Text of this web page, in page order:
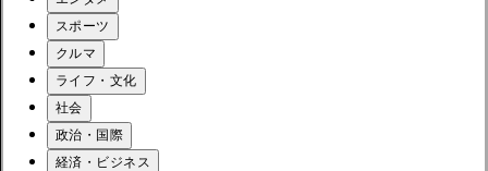
スポーツ
クルマ
ライフ・文化
社会
政治・国際
経済・ビジネス